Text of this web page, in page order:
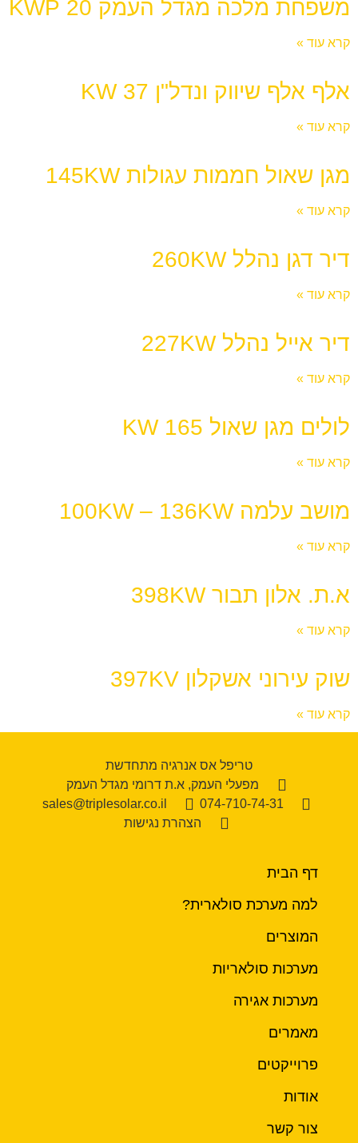
משפחת מלכה מגדל העמק 20 KWP
קרא עוד »
אלף אלף שיווק ונדל"ן 37 KW
קרא עוד »
מגן שאול חממות עגולות 145KW
קרא עוד »
דיר דגן נהלל 260KW
קרא עוד »
דיר אייל נהלל 227KW
קרא עוד »
לולים מגן שאול 165 KW
קרא עוד »
מושב עלמה 100KW – 136KW
קרא עוד »
א.ת. אלון תבור 398KW
קרא עוד »
שוק עירוני אשקלון 397KV
קרא עוד »
טריפל אס אנרגיה מתחדשת
מפעלי העמק, א.ת דרומי מגדל העמק
074-710-74-31
sales@triplesolar.co.il
הצהרת נגישות
דף הבית
למה מערכת סולארית?
המוצרים
מערכות סולאריות
מערכות אגירה
מאמרים
פרוייקטים
אודות
צור קשר